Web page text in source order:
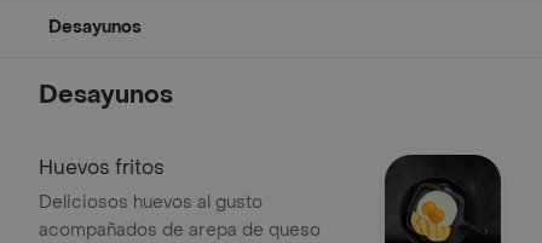
Desayunos
Desayunos
Huevos fritos
Deliciosos huevos al gusto
acompañados de arepa de queso